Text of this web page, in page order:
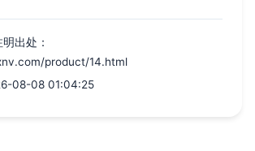
出处：
product/14.html
08-08 01:04:25